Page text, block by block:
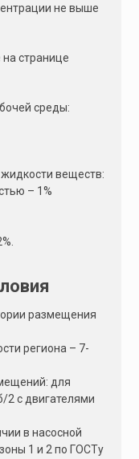
не выше
на странице
среды:
веществ:
– 1%
размещения
региона – 7-
для
с двигателями
в насосной
1 и 2 по ГОСТу